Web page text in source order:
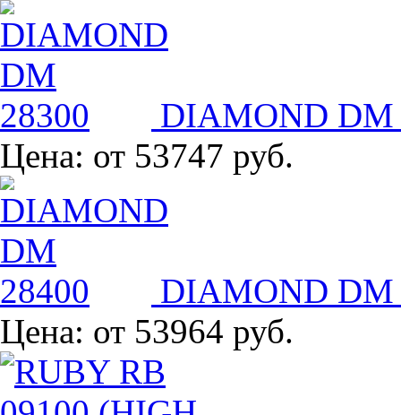
DIAMOND DM
Цена: от 53747 руб.
DIAMOND DM
Цена: от 53964 руб.